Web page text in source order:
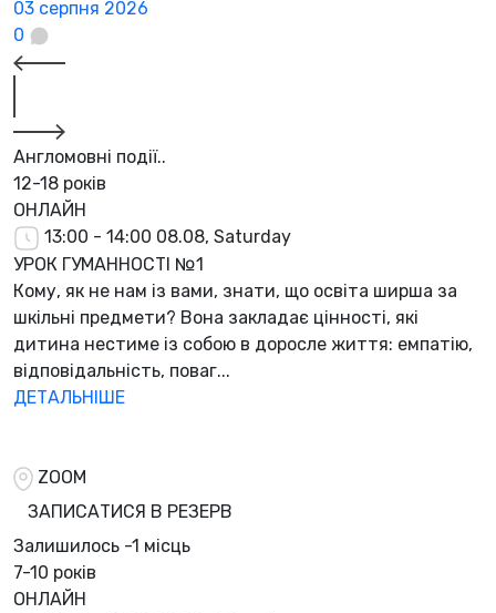
03 серпня 2026
0
Англомовні події..
12-18 років
ОНЛАЙН
13:00 - 14:00 08.08, Saturday
УРОК ГУМАННОСТІ №1
Кому, як не нам із вами, знати, що освіта ширша за
шкільні предмети? Вона закладає цінності, які
дитина нестиме із собою в доросле життя: емпатію,
відповідальність, поваг...
ДЕТАЛЬНІШЕ
ZOOM
ЗАПИСАТИСЯ В РЕЗЕРВ
Залишилось -1 місць
7-10 років
ОНЛАЙН